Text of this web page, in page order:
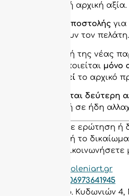
τη συνολική αρχική αξία.
έξοδα αποστολής
επιβαρύνουν τον πελάτη.
Η αποστολή της νέας
πραγματοποιείται μόνο
παραληφθεί το αρχικό
Δεν επιτρέπεται δεύτερη
προϊόν ή αλλαγή σε ήδη
Για οποιαδήποτε ερώτηση ή
με επιστροφές ή το
μπορείτε να επικοινωνήσετε
info@soleniart.gr
+306973641945
📍 Διεύθυνση: Γρ. Κυδωνιών